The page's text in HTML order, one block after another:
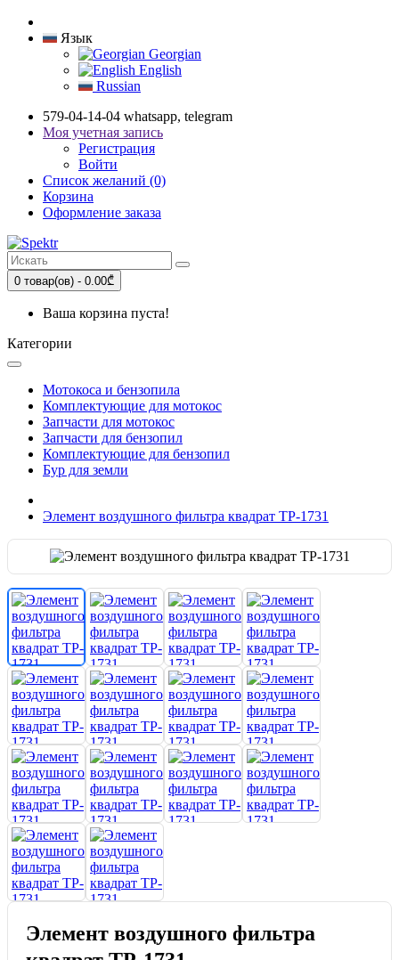
Язык
Georgian
English
Russian
579-04-14-04 whatsapp, telegram
Моя учетная запись
Регистрация
Войти
Список желаний (0)
Корзина
Оформление заказа
0 товар(ов) - 0.00₾
Ваша корзина пуста!
Категории
Мотокоса и бензопила
Комплектующие для мотокос
Запчасти для мотокос
Запчасти для бензопил
Комплектующие для бензопил
Бур для земли
Элемент воздушного фильтра квадрат TP-1731
Элемент воздушного фильтра